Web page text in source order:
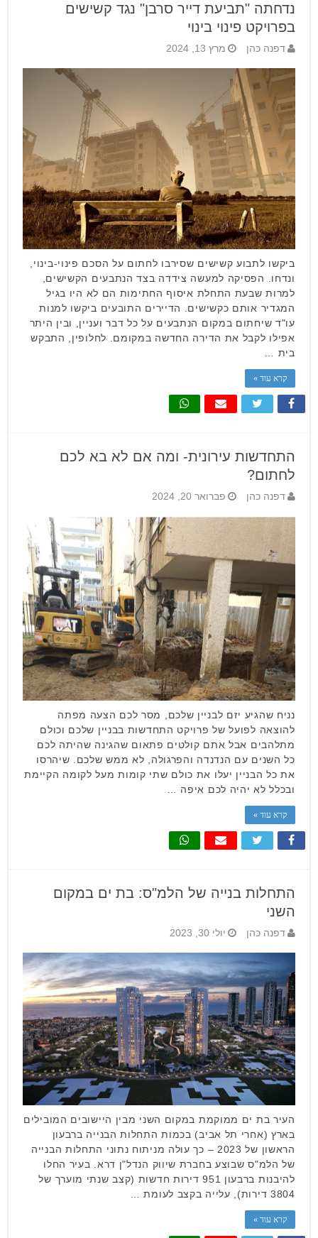
נדחתה "תביעת דייר סרבן" נגד קשישים
בפרויקט פינוי בינוי
דפנה כהן מרץ 13, 2024
ביקשו לתבוע קשישים שסירבו לחתום על הסכם פינוי-בינוי,
ונדחו. הפסיקה למעשה צידדה בצד הנתבעים הקשישים,
למרות שבעת התחלת איסוף החתימות הם לא היו בגיל
המגדיר אותם כקשישים. הדיירים התובעים ביקשו למנות
עו"ד שיחתום במקום הנתבעים על כל דבר ועניין, ובין היתר
אפילו לקבל את הדירה החדשה במקומם. לחלופין, התבקש
בית …
קרא עוד »
התחדשות עירונית- ומה אם לא בא לכם
לחתום?
דפנה כהן פברואר 20, 2024
נניח שהגיע יזם לבניין שלכם, מסר לכם הצעה מפתה
להוצאה לפועל של פרויקט התחדשות בבניין שלכם וכולם
מתלהבים אבל אתם קולטים פתאום שהגינה שהיתה לכם
כל השנים עם הנדנדה והפרגולה, לא ממש שלכם. שיהרסו
את כל הבניין יעלו את כולם שתי קומות מעל לקומה הקיימת
ובכלל לא יהיה לכם איפה …
קרא עוד »
התחלות בנייה של הלמ"ס: בת ים במקום
השני
דפנה כהן יולי 30, 2023
העיר בת ים ממוקמת במקום השני מבין היישובים המובילים
בארץ (אחרי תל אביב) בכמות התחלות הבנייה ברבעון
הראשון של 2023 – כך עולה מניתוח נתוני התחלות הבנייה
של הלמ"ס שבוצע בחברת שיווק הנדל"ן דרא. בעיר החלו
להיבנות ברבעון 951 דירות חדשות (קצב שנתי מוערך של
3804 דירות), עלייה בקצב לעומת …
קרא עוד »